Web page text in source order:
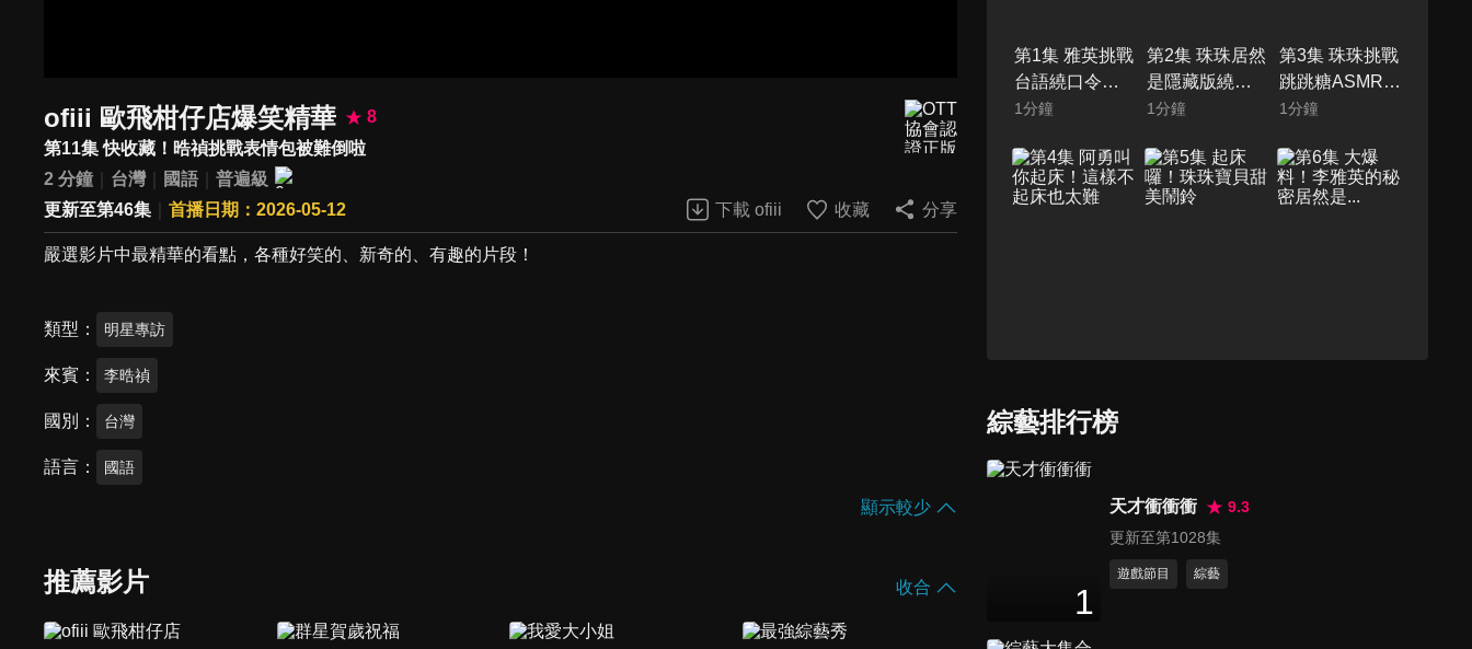
ofiii 歐飛柑仔店爆笑精華
8
第11集 快收藏！晧禎挑戰表情包被難倒啦
2 分鐘
台灣 國語
普遍級
更新至第46集
首播日期：2026-05-12 下載 ofiii 收藏 分享
嚴選影片中最精華的看點，各種好笑的、新奇的、有趣的片段！
類型 明星專訪
來賓 李晧禎
國別 台灣
語言 國語
顯示較少
推薦影片 收合
第1集 雅英挑戰
台語繞口令，
直接召喚阿勇
1分鐘
第2集 珠珠居然
是隱藏版繞口
令高手?!
1分鐘
第3集 珠珠挑戰
跳跳糖ASMR，
居然現場噴口
1分鐘
起床！這樣不
起床也太難
1分鐘
綜藝排行榜
1
天才衝衝衝
9.3
更新至第1028集
遊戲節目 綜藝